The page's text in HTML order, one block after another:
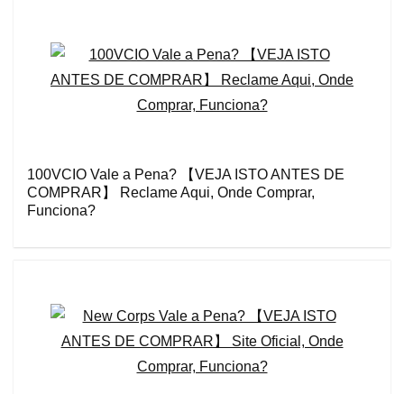
100VCIO Vale a Pena? 【VEJA ISTO ANTES DE
COMPRAR】 Reclame Aqui, Onde Comprar,
Funciona?